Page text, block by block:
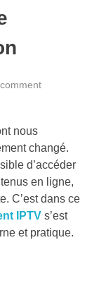
nous
changé.
d’accéder
en ligne,
C’est dans ce
IPTV s’est
et pratique.